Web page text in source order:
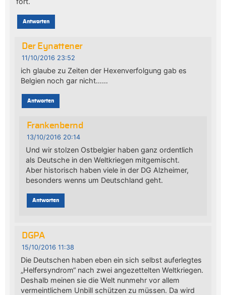
Antworten
Der Eynattener
11/10/2016 23:52
ich glaube zu Zeiten der Hexenverfolgung gab es
Belgien noch gar nicht……
Antworten
Frankenbernd
13/10/2016 20:14
Und wir stolzen Ostbelgier haben ganz ordentlich
als Deutsche in den Weltkriegen mitgemischt.
Aber historisch haben viele in der DG Alzheimer,
besonders wenns um Deutschland geht.
Antworten
DGPA
15/10/2016 11:38
Die Deutschen haben eben ein sich selbst auferlegtes
„Helfersyndrom“ nach zwei angezettelten Weltkriegen.
Deshalb meinen sie die Welt nunmehr vor allem
vermeintlichem Unbill schützen zu müssen. Da wird